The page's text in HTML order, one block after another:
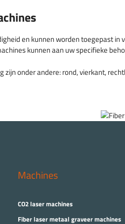
en kunnen worden toegepast
kunnen aan uw specifieke
onder andere: rond, vierkant,
Machines
CO2 laser machines
Fiber laser metaal graveer machines